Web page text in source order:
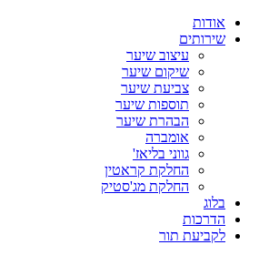
אודות
שירותים
עיצוב שיער
שיקום שיער
צביעת שיער
תוספות שיער
הבהרת שיער
אומברה
גווני בליאז'
החלקת קראטין
החלקת מג'סטיק
בלוג
הדרכות
לקביעת תור